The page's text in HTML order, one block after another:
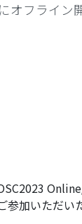
オフライン
参加いただい